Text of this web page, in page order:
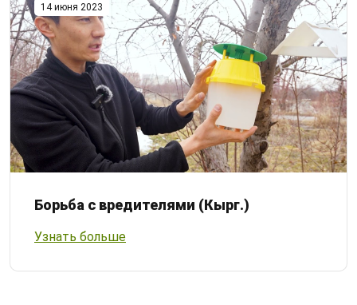
14 июня 2023
Борьба с вредителями (Кырг.)
Узнать больше